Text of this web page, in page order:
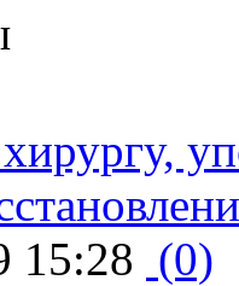
15:28 (0)